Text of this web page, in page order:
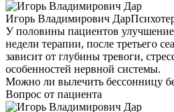
Игорь Владимирович Дар
У половины пациентов
недели терапии, после третьего
зависит от глубины тревоги,
особенностей нервной системы.
Можно ли вылечить бессонницу
Вопрос от пациента